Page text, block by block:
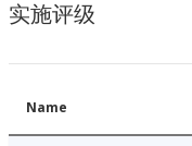
实施评级
Name